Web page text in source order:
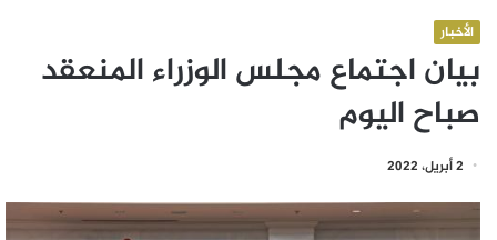
الأخبار
بيان اجتماع مجلس الوزراء المنعقد
صباح اليوم
2 أبريل، 2022